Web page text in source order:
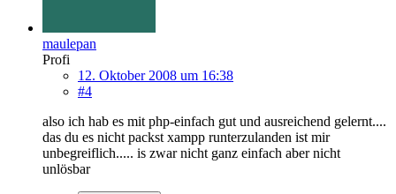
maulepan
Profi
12. Oktober 2008 um 16:38
#4
also ich hab es mit php-einfach gut und ausreichend gelernt....
das du es nicht packst xampp runterzulanden ist mir
unbegreiflich..... is zwar nicht ganz einfach aber nicht
unlösbar